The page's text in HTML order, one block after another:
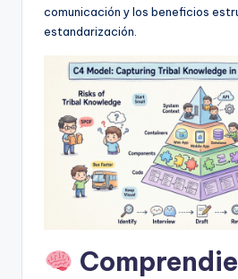
comunicación y los beneficios
estandarización.